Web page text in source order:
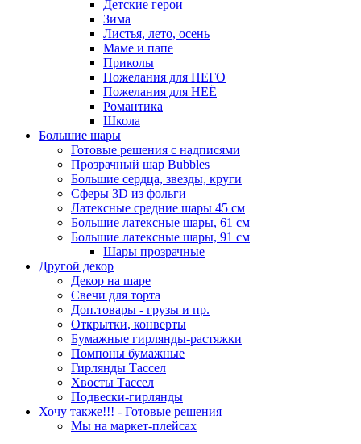
Детские герои
Зима
Листья, лето, осень
Маме и папе
Приколы
Пожелания для НЕГО
Пожелания для НЕЁ
Романтика
Школа
Большие шары
Готовые решения с надписями
Прозрачный шар Bubbles
Большие сердца, звезды, круги
Сферы 3D из фольги
Латексные средние шары 45 см
Большие латексные шары, 61 см
Большие латексные шары, 91 см
Шары прозрачные
Другой декор
Декор на шаре
Свечи для торта
Доп.товары - грузы и пр.
Открытки, конверты
Бумажные гирлянды-растяжки
Помпоны бумажные
Гирлянды Тассел
Хвосты Тассел
Подвески-гирлянды
Хочу также!!! - Готовые решения
Мы на маркет-плейсах